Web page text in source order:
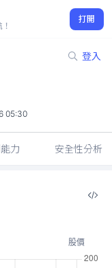
打開
登入
05:30
力 安全性分析